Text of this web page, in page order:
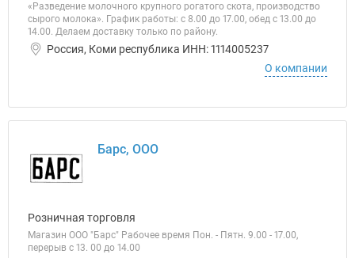
«Разведение молочного крупного рогатого скота, производство
сырого молока». График работы: с 8.00 до 17.00, обед с 13.00 до
14.00. Делаем доставку только по району.
Россия, Коми республика ИНН: 1114005237
О компании
Барс, ООО
Розничная торговля
Магазин ООО "Барс" Рабочее время Пон. - Пятн. 9.00 - 17.00,
перерыв с 13. 00 до 14.00